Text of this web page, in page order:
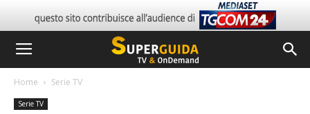
Home Serie TV
Serie TV